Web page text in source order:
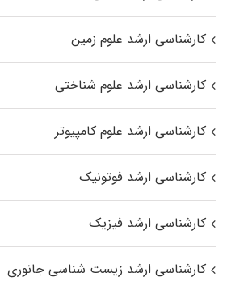
کارشناسی ارشد علوم زمین
کارشناسی ارشد علوم شناختی
کارشناسی ارشد علوم کامپیوتر
کارشناسی ارشد فوتونیک
کارشناسی ارشد فیزیک
کارشناسی ارشد زیست‌ شناسی جانوری